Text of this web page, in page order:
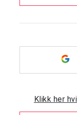
Klikk her